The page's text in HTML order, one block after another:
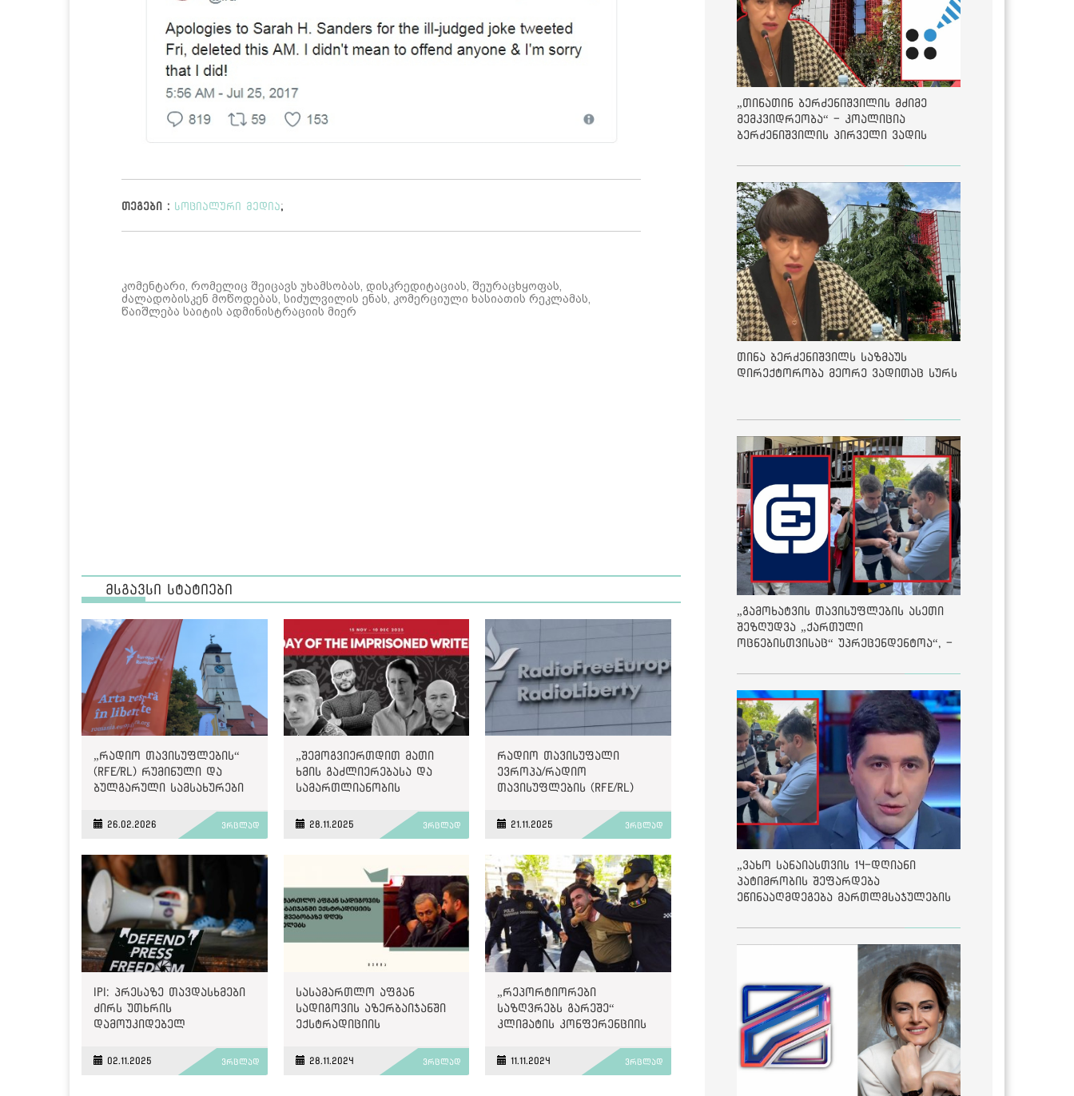
თეგები : სოციალური მედია ;
კომენტარი, რომელიც შეიცავს უხამსობას, დისკრედიტაციას, შეურაცხყოფას,
ძალადობისკენ მოწოდებას, სიძულვილის ენას, კომერციული ხასიათის რეკლამას,
წაიშლება საიტის ადმინისტრაციის მიერ
მსგავსი სტატიები
„რადიო თავისუფლების“
(RFE/RL) რუმინული და
ბულგარული სამსახურები
26.02.2026 ვრცლად
„შემოგვიერთდით მათი
ხმის გაძლიერებასა და
სამართლიანობის
International-ი
პატიმრობაში მყოფ „ოთხ
28.11.2025 ვრცლად
რადიო თავისუფალი
ევროპა/რადიო
თავისუფლების (RFE/RL)
მუშაობა შეწყვიტა
21.11.2025 ვრცლად
IPI: პრესაზე თავდასხმები
ძირს უთხრის
დამოუკიდებელ
თავისუფალ
საზოგადოებებს ტირანიისა
02.11.2025 ვრცლად
სასამართლო აფგან
სადიგოვის აზერბაიჯანში
ექსტრადიციის
იმსჯელებს
28.11.2024 ვრცლად
„რეპორტიორები
საზღვრებს გარეშე“
კლიმატის კონფერენციის
აზერბაიჯანელი
ჟურნალისტების
11.11.2024 ვრცლად
„თინათინ ბერძენიშვილის მძიმე
მემკვიდრეობა“ - კოალიცია
ბერძენიშვილის პირველი ვადის
თინა ბერძენიშვილს საზმაუს
დირექტორობა მეორე ვადითაც სურს
„გამოხატვის თავისუფლების ასეთი
შეზღუდვა „ქართული
ოცნებისთვისაც“ უპრეცენდენტოა“, -
„ვახო სანაიასთვის 14-დღიანი
პატიმრობის შეფარდება
ეწინააღმდეგება მართლმსაჯულების